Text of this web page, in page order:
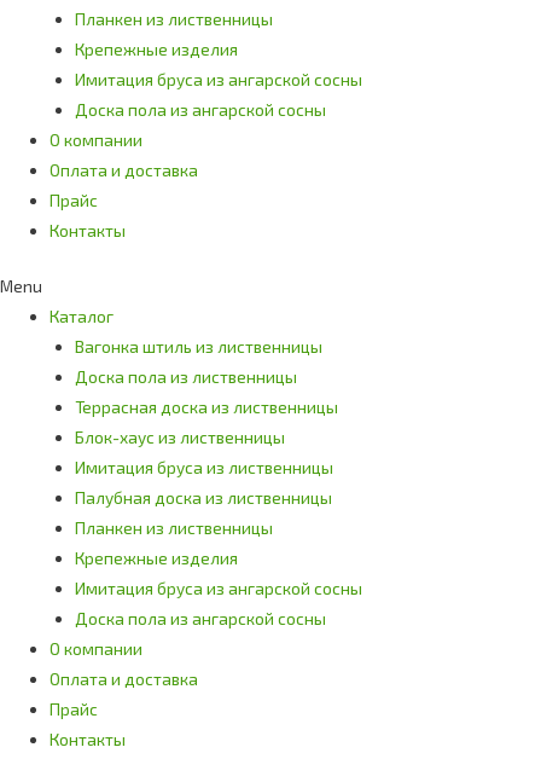
Планкен из лиственницы
Крепежные изделия
Имитация бруса из ангарской сосны
Доска пола из ангарской сосны
О компании
Оплата и доставка
Прайс
Контакты
Menu
Каталог
Вагонка штиль из лиственницы
Доска пола из лиственницы
Террасная доска из лиственницы
Блок-хаус из лиственницы
Имитация бруса из лиственницы
Палубная доска из лиственницы
Планкен из лиственницы
Крепежные изделия
Имитация бруса из ангарской сосны
Доска пола из ангарской сосны
О компании
Оплата и доставка
Прайс
Контакты